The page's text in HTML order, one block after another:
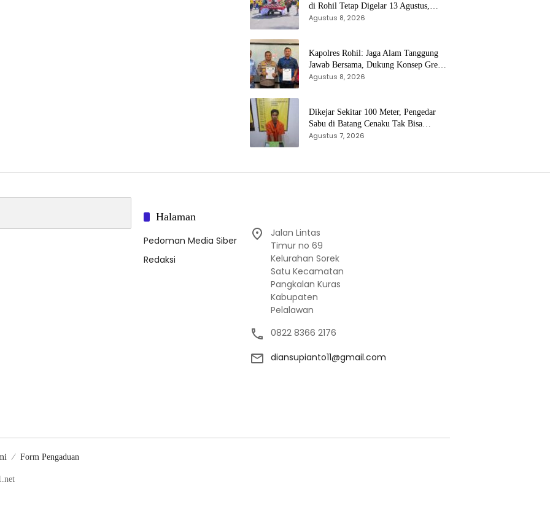
di Rohil Tetap Digelar 13 Agustus,
Disdikbud Bantah Hoaks Batal
Agustus 8, 2026
Kapolres Rohil: Jaga Alam Tanggung
Jawab Bersama, Dukung Konsep Green
Policing
Agustus 8, 2026
Dikejar Sekitar 100 Meter, Pengedar
Sabu di Batang Cenaku Tak Bisa
Mengelak
Agustus 7, 2026
Halaman
Pedoman Media Siber
Redaksi
Jalan Lintas
Timur no 69
Kelurahan Sorek
Satu Kecamatan
Pangkalan Kuras
Kabupaten
Pelalawan
0822 8366 2176
diansupianto11@gmail.com
Form Pengaduan